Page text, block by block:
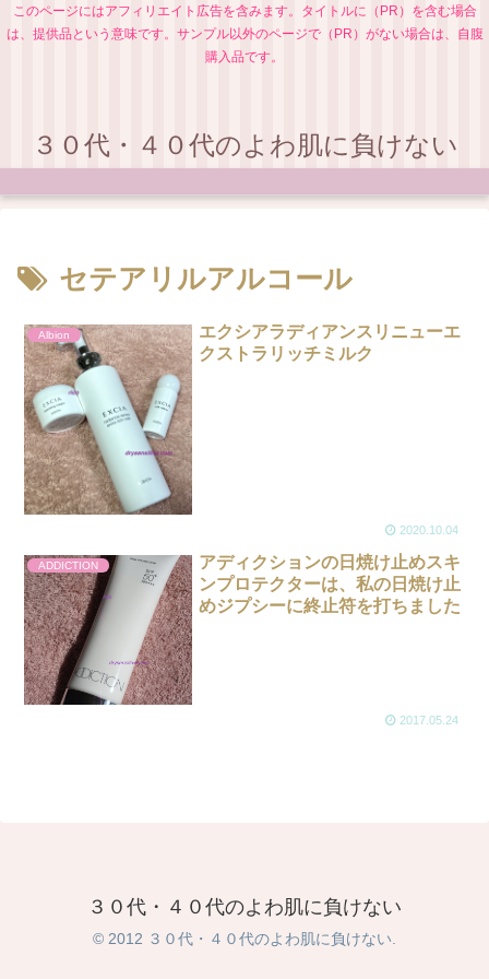
このページにはアフィリエイト広告を含みます。タイトルに（PR）を含む場合
は、提供品という意味です。サンプル以外のページで（PR）がない場合は、自腹
購入品です。
３０代・４０代のよわ肌に負けない
セテアリルアルコール
Albion
エクシアラディアンスリニューエ
クストラリッチミルク
2020.10.04
ADDICTION
アディクションの日焼け止めスキ
ンプロテクターは、私の日焼け止
めジプシーに終止符を打ちました
2017.05.24
３０代・４０代のよわ肌に負けない
© 2012 ３０代・４０代のよわ肌に負けない.